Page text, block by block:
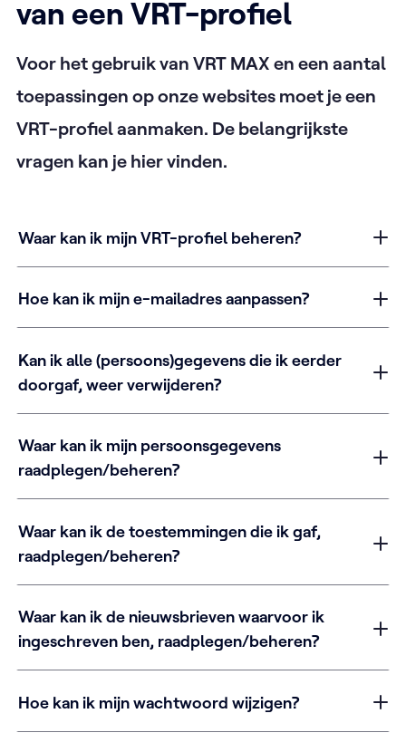
van een VRT-profiel
Voor het gebruik van VRT MAX en een aantal
toepassingen op onze websites moet je een
VRT-profiel aanmaken. De belangrijkste
vragen kan je hier vinden.
Waar kan ik mijn VRT-profiel beheren?
Hoe kan ik mijn e-mailadres aanpassen?
Kan ik alle (persoons)gegevens die ik eerder
doorgaf, weer verwijderen?
Waar kan ik mijn persoonsgegevens
raadplegen/beheren?
Waar kan ik de toestemmingen die ik gaf,
raadplegen/beheren?
Waar kan ik de nieuwsbrieven waarvoor ik
ingeschreven ben, raadplegen/beheren?
Hoe kan ik mijn wachtwoord wijzigen?